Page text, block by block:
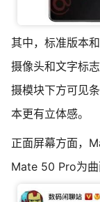
其中，标准版本
摄像头和文字标
摄模块下方可见
本更有立体感。
正面屏幕方面，
Mate 50 Pro为曲